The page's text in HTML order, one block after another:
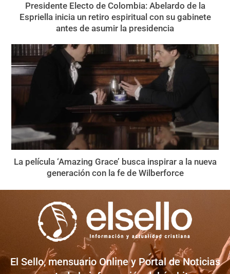
Presidente Electo de Colombia: Abelardo de la
Espriella inicia un retiro espiritual con su gabinete
antes de asumir la presidencia
La película ‘Amazing Grace’ busca inspirar a la nueva
generación con la fe de Wilberforce
El Sello, mensuario Online y Portal de Noticias